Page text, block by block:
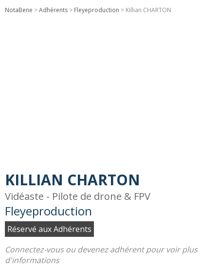
NotaBene >Adhérents > Fleyeproduction > Killian CHARTON
KILLIAN CHARTON
Vidéaste - Pilote de drone & FPV
Fleyeproduction
Réservé aux Adhérents
Connectez-vous ou devenez adhérent pour voir plus
d'informations